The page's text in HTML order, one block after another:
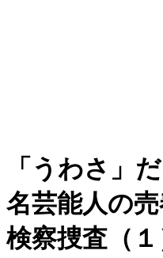
「うわさ」
名芸能人の
検察捜査（１